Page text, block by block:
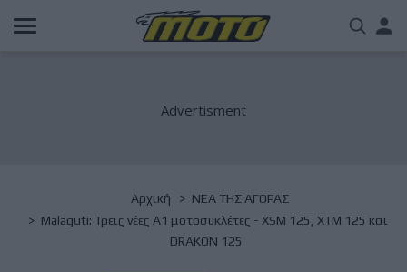
Παράκαμψη
προς
Breadcrumb
Αρχική
NΕΑ ΤΗΣ ΑΓΟΡΑΣ
Malaguti: Τρεις νέες Α1 μοτοσυκλέτες - XSM 125, XTM 125 και
DRAKON 125